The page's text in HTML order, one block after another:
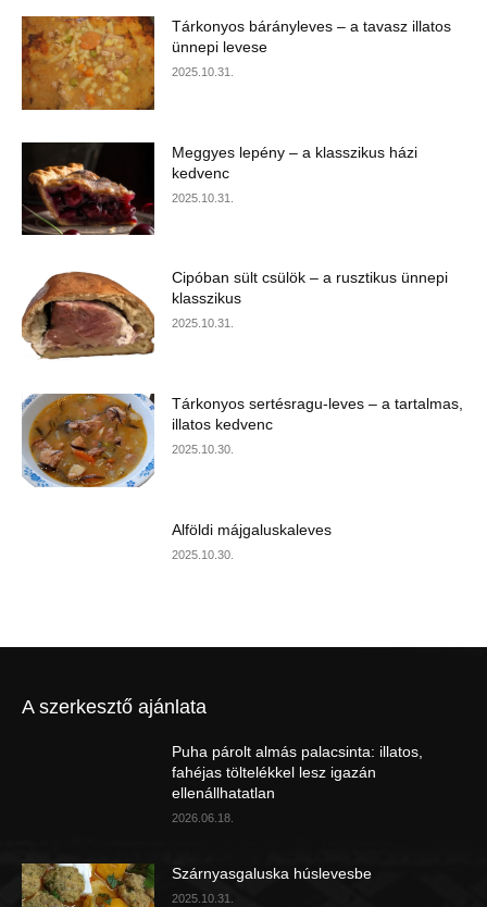
Tárkonyos bárányleves – a tavasz illatos
ünnepi levese
2025.10.31.
Meggyes lepény – a klasszikus házi
kedvenc
2025.10.31.
Cipóban sült csülök – a rusztikus ünnepi
klasszikus
2025.10.31.
Tárkonyos sertésragu-leves – a tartalmas,
illatos kedvenc
2025.10.30.
Alföldi májgaluskaleves
2025.10.30.
A szerkesztő ajánlata
Puha párolt almás palacsinta: illatos,
fahéjas töltelékkel lesz igazán
ellenállhatatlan
2026.06.18.
Szárnyasgaluska húslevesbe
2025.10.31.